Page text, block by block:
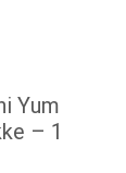
Yum
– 1